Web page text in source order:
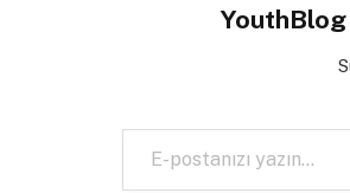
E-postanızı yazın…